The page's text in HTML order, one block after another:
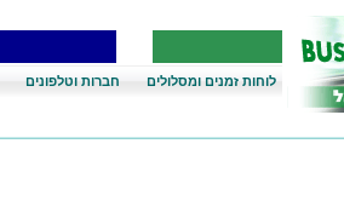
לוחות זמנים ומסלולים חברות וטלפונים